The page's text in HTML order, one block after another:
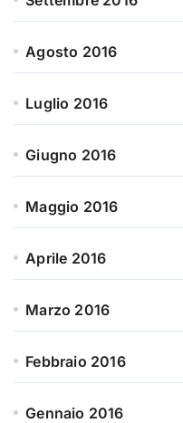
Agosto 2016
Luglio 2016
Giugno 2016
Maggio 2016
Aprile 2016
Marzo 2016
Febbraio 2016
Gennaio 2016